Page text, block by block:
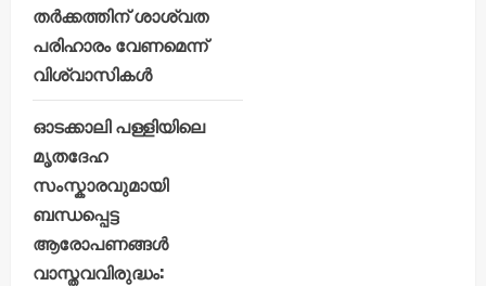
തർക്കത്തിന് ശാശ്വത
പരിഹാരം വേണമെന്ന്
വിശ്വാസികൾ
ഓടക്കാലി പള്ളിയിലെ
മൃതദേഹ
സംസ്കാരവുമായി
ബന്ധപ്പെട്ട
ആരോപണങ്ങൾ
വാസ്തവവിരുദ്ധം: